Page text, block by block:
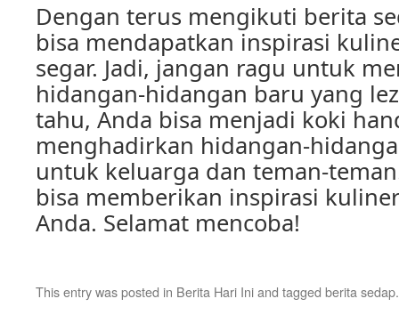
Dengan terus mengikuti berita
bisa mendapatkan inspirasi
segar. Jadi, jangan ragu untuk
hidangan-hidangan baru yang
tahu, Anda bisa menjadi koki
menghadirkan hidangan-
untuk keluarga dan teman-
bisa memberikan inspirasi
Anda. Selamat mencoba!
This entry was posted in Berita Hari Iniand tagged berita sedap